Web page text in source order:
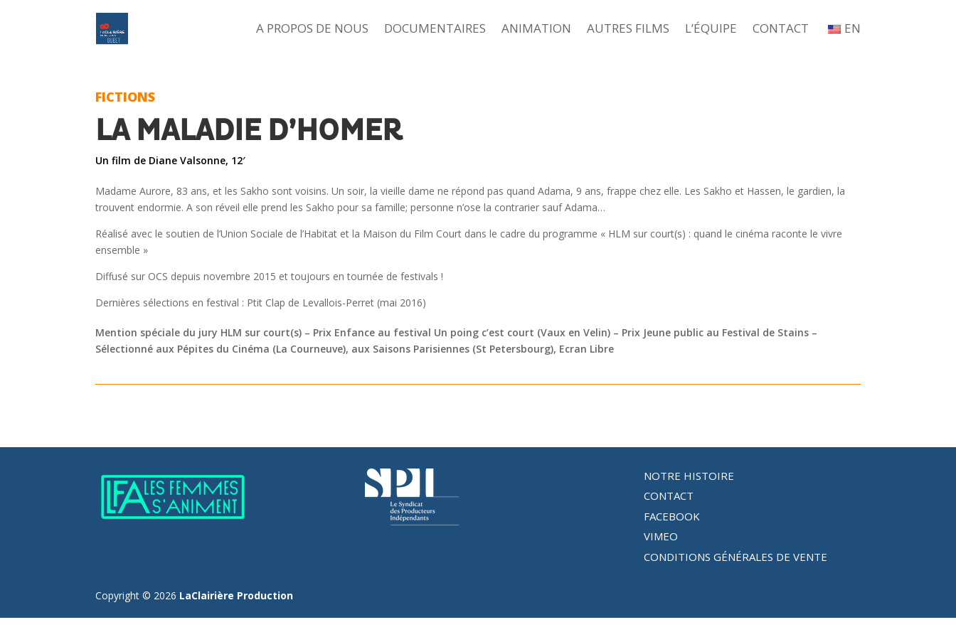
A PROPOS DE NOUS DOCUMENTAIRES ANIMATION AUTRES FILMS L’ÉQUIPE CONTACT EN
FICTIONS
LA MALADIE D’HOMER
Un film de Diane Valsonne, 12′
Madame Aurore, 83 ans, et les Sakho sont voisins. Un soir, la vieille dame ne répond pas quand Adama, 9 ans, frappe chez elle. Les Sakho et Hassen, le gardien, la
trouvent endormie. A son réveil elle prend les Sakho pour sa famille; personne n’ose la contrarier sauf Adama…
Réalisé avec le soutien de l’Union Sociale de l’Habitat et la Maison du Film Court dans le cadre du programme « HLM sur court(s) : quand le cinéma raconte le vivre
ensemble »
Diffusé sur OCS depuis novembre 2015 et toujours en tournée de festivals !
Dernières sélections en festival : Ptit Clap de Levallois-Perret (mai 2016)
Mention spéciale du jury HLM sur court(s) – Prix Enfance au festival Un poing c’est court (Vaux en Velin) – Prix Jeune public au Festival de Stains –
Sélectionné aux Pépites du Cinéma (La Courneuve), aux Saisons Parisiennes (St Petersbourg), Ecran Libre
NOTRE HISTOIRE
CONTACT
FACEBOOK
VIMEO
CONDITIONS GÉNÉRALES DE VENTE
Copyright © 2026 LaClairière Production